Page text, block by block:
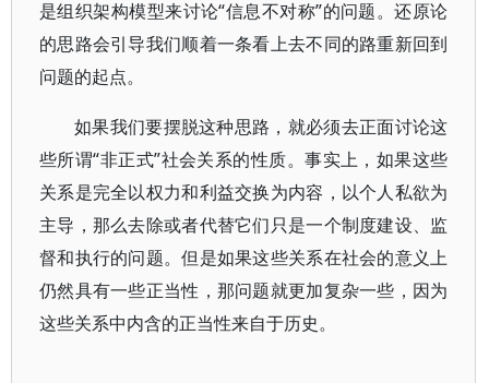
是组织架构模型来讨论“信息不对称”的问题。还原论
的思路会引导我们顺着一条看上去不同的路重新回到
问题的起点。
如果我们要摆脱这种思路，就必须去正面讨论这
些所谓“非正式”社会关系的性质。事实上，如果这些
关系是完全以权力和利益交换为内容，以个人私欲为
主导，那么去除或者代替它们只是一个制度建设、监
督和执行的问题。但是如果这些关系在社会的意义上
仍然具有一些正当性，那问题就更加复杂一些，因为
这些关系中内含的正当性来自于历史。